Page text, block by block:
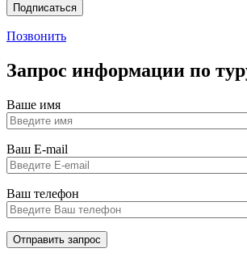
Позвонить
Запрос информации по
Ваше имя
Ваш E-mail
Ваш телефон